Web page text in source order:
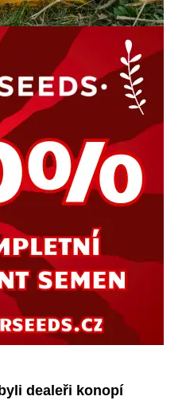
dealeři konopí